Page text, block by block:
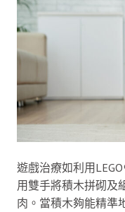
遊戲治療如利用
用雙手將積木拼砌及
肉。當積木夠能精準